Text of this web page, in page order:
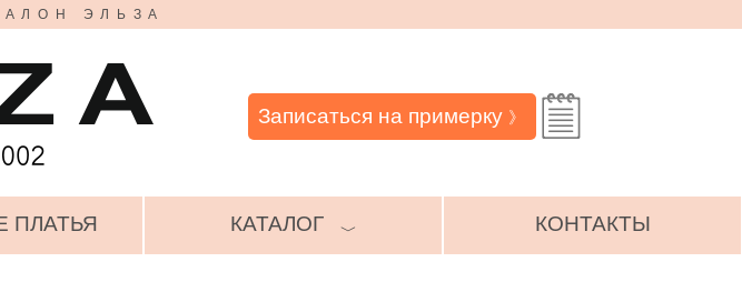
ЭЛЬЗА
Записаться на примерку 》
ПЛАТЬЯ КАТАЛОГ ﹀ КОНТАКТЫ